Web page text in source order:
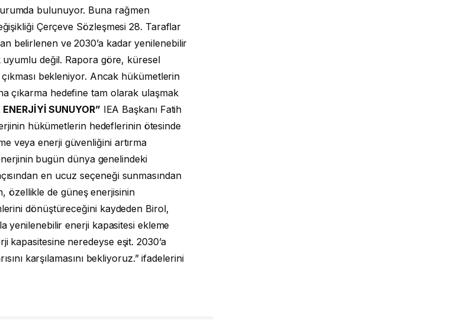
bulunuyor. Buna rağmen
Çerçeve Sözleşmesi 28. Taraflar
belirlenen ve 2030’a kadar yenilenebilir
uyumlu değil. Rapora göre, küresel
bekleniyor. Ancak hükümetlerin
çıkarma hedefine tam olarak ulaşmak
SUNUYOR” IEA Başkanı Fatih
hükümetlerin hedeflerinin ötesinde
veya enerji güvenliğini artırma
bugün dünya genelindeki
en ucuz seçeneği sunmasından
özellikle de güneş enerjisinin
dönüştüreceğini kaydeden Birol,
yenilenebilir enerji kapasitesi ekleme
kapasitesine neredeyse eşit. 2030’a
karşılamasını bekliyoruz.” ifadelerini